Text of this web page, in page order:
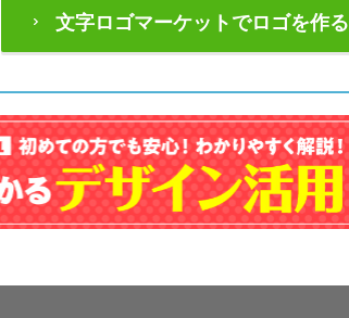
文字ロゴマーケットでロゴを作る